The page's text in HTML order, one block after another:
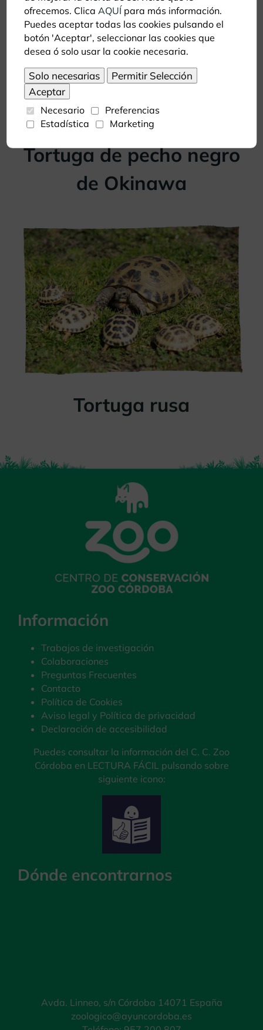
Tortuga de pecho negro
de Okinawa
Tortuga rusa
Información
Trabajos de investigación
Colaboraciones
Preguntas Frecuentes
Contacto
Política de Cookies
Aviso legal y Política de privacidad
Declaración de accesibilidad
Puedes consultar la información del C. C. Zoo
Córdoba en LECTURA FÁCIL pulsando sobre
siguiente icono:
Dónde encontrarnos
Avda. Linneo, s/n Córdoba 14071 España
zoologico@ayuncordoba.es
ofrecemos. Clica AQUÍ para más información.
Puedes aceptar todas las cookies pulsando el
botón 'Aceptar', seleccionar las cookies que
desea ó solo usar la cookie necesaria.
Necesario
Preferencias
Estadística
Marketing